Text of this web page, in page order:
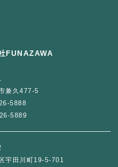
FUNAZAWA
兼久477-5
5888
5889
宇田川町19-5-701